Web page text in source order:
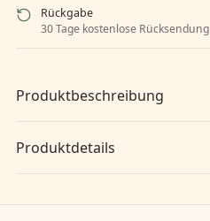
Rückgabe
30 Tage kostenlose Rücksendung
Produktbeschreibung
Produktdetails